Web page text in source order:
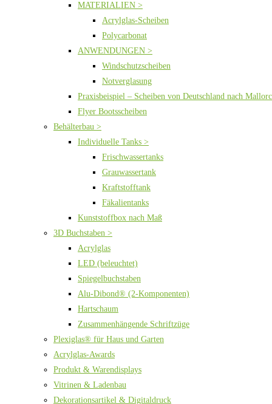
MATERIALIEN >
Acrylglas-Scheiben
Polycarbonat
ANWENDUNGEN >
Windschutzscheiben
Notverglasung
Praxisbeispiel – Scheiben von Deutschland nach
Flyer Bootsscheiben
Behälterbau >
Individuelle Tanks >
Frischwassertanks
Grauwassertank
Kraftstofftank
Fäkalientanks
Kunststoffbox nach Maß
3D Buchstaben >
Acrylglas
LED (beleuchtet)
Spiegelbuchstaben
Alu-Dibond® (2-Komponenten)
Hartschaum
Zusammenhängende Schriftzüge
Plexiglas® für Haus und Garten
Acrylglas-Awards
Produkt & Warendisplays
Vitrinen & Ladenbau
Dekorationsartikel & Digitaldruck